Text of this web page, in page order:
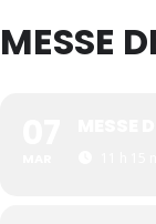
MESSE